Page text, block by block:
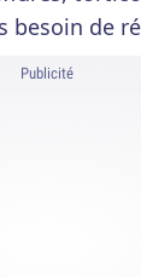
besoin de
Publicité